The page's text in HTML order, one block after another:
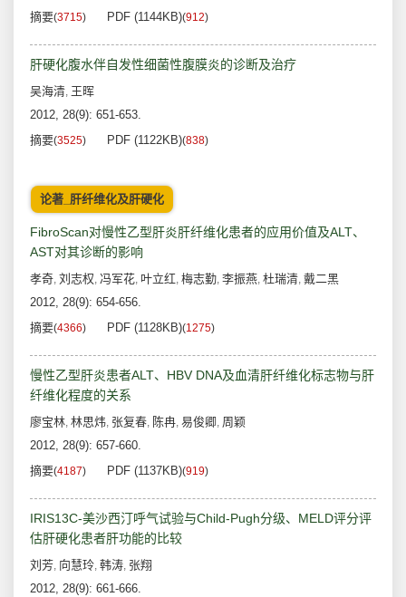
摘要(3715) PDF (1144KB)(912)
肝硬化腹水伴自发性细菌性腹膜炎的诊断及治疗
吴海清, 王晖
2012, 28(9): 651-653.
摘要(3525) PDF (1122KB)(838)
论著_肝纤维化及肝硬化
FibroScan对慢性乙型肝炎肝纤维化患者的应用价值及ALT、
AST对其诊断的影响
孝奇, 刘志权, 冯军花, 叶立红, 梅志勤, 李振燕, 杜瑞清, 戴二黑
2012, 28(9): 654-656.
摘要(4366) PDF (1128KB)(1275)
慢性乙型肝炎患者ALT、HBV DNA及血清肝纤维化标志物与肝
纤维化程度的关系
廖宝林, 林思炜, 张复春, 陈冉, 易俊卿, 周颖
2012, 28(9): 657-660.
摘要(4187) PDF (1137KB)(919)
IRIS13C-美沙西汀呼气试验与Child-Pugh分级、MELD评分评
估肝硬化患者肝功能的比较
刘芳, 向慧玲, 韩涛, 张翔
2012, 28(9): 661-666.